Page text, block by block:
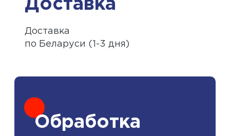
Доставка
Доставка
по Беларуси (1-3 дня)
Обработка